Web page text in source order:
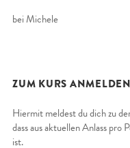
bei Michele
ZUM KURS ANMELDEN
Hiermit meldest du dich zu
dass aus aktuellen Anlass pro
ist.